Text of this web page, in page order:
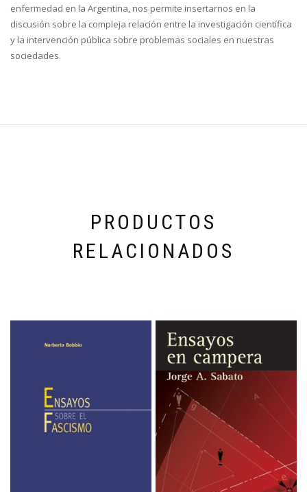
enfermedad en la Argentina, nos permite insertarnos en la
discusión sobre la compleja relación entre la investigación científica
y la intervención pública sobre problemas sociales en nuestras
sociedades.
PRODUCTOS
RELACIONADOS